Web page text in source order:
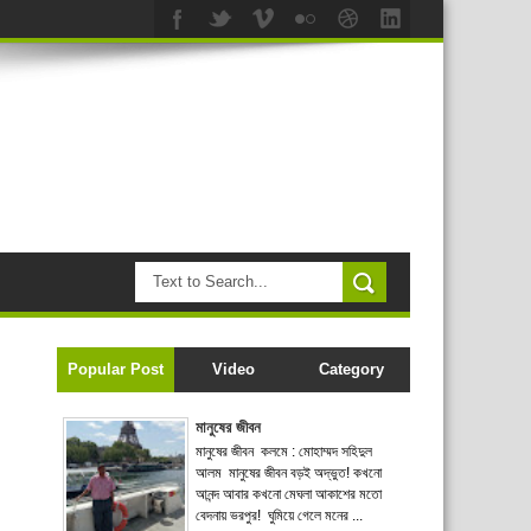
Popular Post Video Category
মানুষের জীবন
মানুষের জীবন কলমে : মোহাম্মদ সহিদুল
আলম মানুষের জীবন বড়ই অদ্ভুত! কখনো
আনন্দ আবার কখনো মেঘলা আকাশের মতো
বেদনায় ভরপুর! ঘুমিয়ে গেলে মনের ...